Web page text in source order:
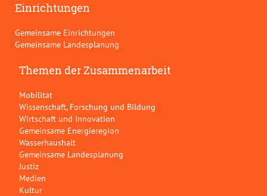
Einrichtungen
Gemeinsame Einrichtungen
Gemeinsame Landesplanung
Themen der Zusammenarbeit
Mobilität
Wissenschaft, Forschung und Bildung
Wirtschaft und Innovation
Gemeinsame Energieregion
Wasserhaushalt
Gemeinsame Landesplanung
Justiz
Medien
Kultur